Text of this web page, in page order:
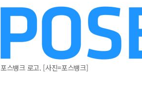
포스뱅크 로고. [사진=포스뱅크]